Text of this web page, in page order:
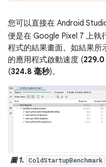
您可以直接在 Android
便是在 Google Pixel 7 上執
程式的結果畫面。如結果所
的應用程式啟動速度 (229.0
(324.8 毫秒)。
圖 1. ColdStartupBenchmark